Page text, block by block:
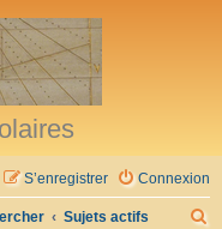
Connexion
S’enregistrer
Sujets actifs